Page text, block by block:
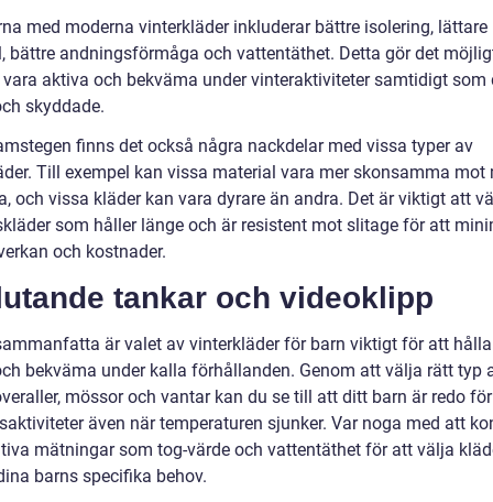
med moderna vinterkläder inkluderar bättre isolering, lättare
bättre andningsförmåga och vattentäthet. Detta gör det
aktiva och bekväma under vinteraktiviteter samtidigt som
skyddade.
finns det också några nackdelar med vissa typer av
Till exempel kan vissa material vara mer skonsamma mot
och vissa kläder kan vara dyrare än andra. Det är viktigt att
som håller länge och är resistent mot slitage för att
och kostnader.
tankar och videoklipp
är valet av vinterkläder för barn viktigt för att
bekväma under kalla förhållanden. Genom att välja rätt typ
mössor och vantar kan du se till att ditt barn är redo för
även när temperaturen sjunker. Var noga med att
mätningar som tog-värde och vattentäthet för att välja
barns specifika behov.